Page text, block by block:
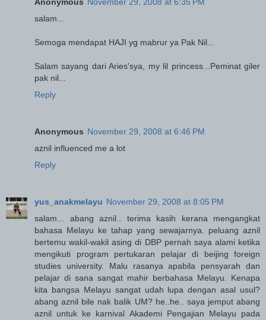
salam...
Semoga mendapat HAJI yg mabrur ya Pak Nil...
Salam sayang dari Aries'sya, my lil princess...Peminat giler
pak nil...
Reply
Anonymous November 29, 2008 at 6:46 PM
aznil influenced me a lot
Reply
yus_anakmelayu November 29, 2008 at 8:05 PM
salam... abang aznil.. terima kasih kerana mengangkat
bahasa Melayu ke tahap yang sewajarnya. peluang aznil
bertemu wakil-wakil asing di DBP pernah saya alami ketika
mengikuti program pertukaran pelajar di beijing foreign
studies university. Malu rasanya apabila pensyarah dan
pelajar di sana sangat mahir berbahasa Melayu. Kenapa
kita bangsa Melayu sangat udah lupa dengan asal usul?
abang aznil bile nak balik UM? he..he.. saya jemput abang
aznil untuk ke karnival Akademi Pengajian Melayu pada